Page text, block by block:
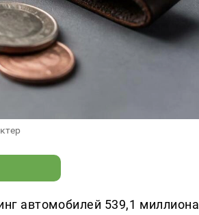
автомобилей 539,1 миллиона